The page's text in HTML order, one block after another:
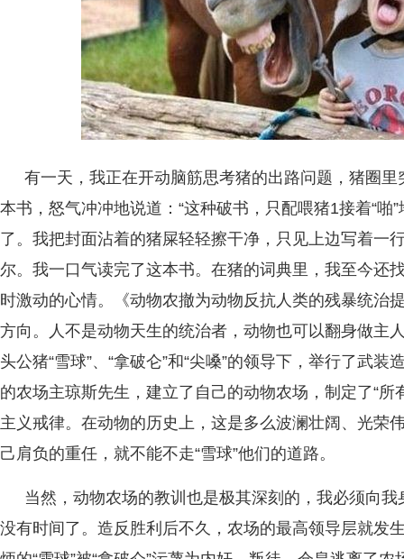
有一天，我正在开动脑筋思考猪的出路问题，猪圈
本书，怒气冲冲地说道：“这种破书，只配喂猪1接着“啪
了。我把封面沾着的猪屎轻轻擦干净，只见上边写着一
尔。我一口气读完了这本书。在猪的词典里，我至今还
时激动的心情。《动物农撤为动物反抗人类的残暴统治
方向。人不是动物天生的统治者，动物也可以翻身做主
头公猪“雪球”、“拿破仑”和“尖嗓”的领导下，举行了武
的农场主琼斯先生，建立了自己的动物农场，制定了“所
主义戒律。在动物的历史上，这是多么波澜壮阔、光荣
己肩负的重任，就不能不走“雪球”他们的道路。
当然，动物农场的教训也是极其深刻的，我必须向
没有时间了。造反胜利后不久，农场的最高领导层就发